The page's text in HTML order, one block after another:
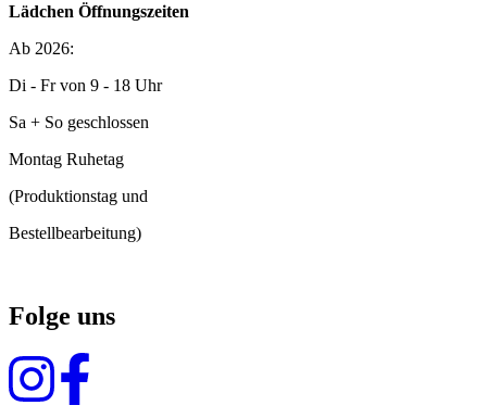
Lädchen Öffnungszeiten
Ab 2026:
Di - Fr von 9 - 18 Uhr
Sa + So geschlossen
Montag Ruhetag
(Produktionstag und
Bestellbearbeitung)
Folge uns